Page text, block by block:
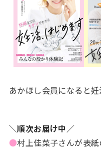
あかほし会員になると
＼順次お届け中／
●村上佳菜子さんが表